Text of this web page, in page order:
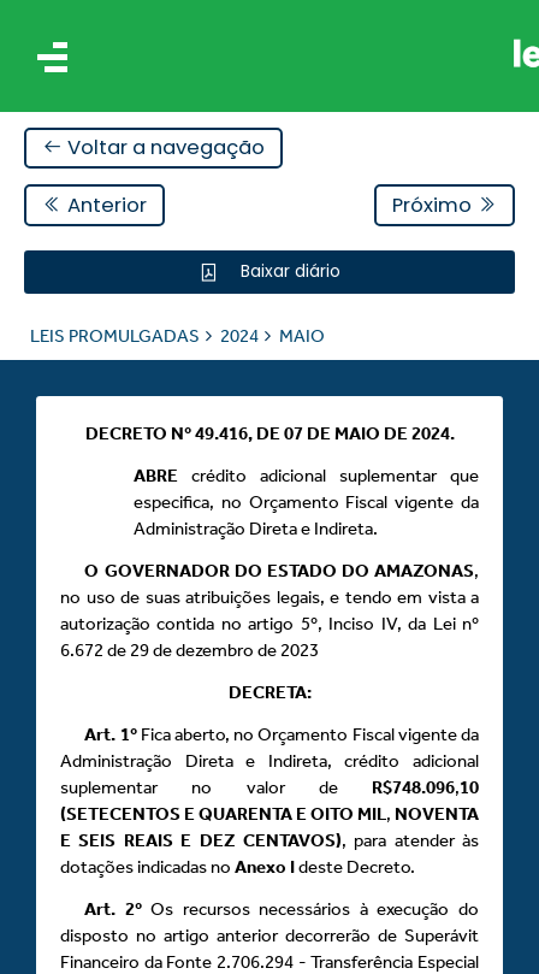
Voltar a navegação
Anterior Próximo
Baixar diário
LEIS PROMULGADAS 2024 MAIO
DECRETO Nº 49.416, DE 07 DE MAIO DE 2024.
ABRE crédito adicional suplementar que
especifica, no Orçamento Fiscal vigente da
Administração Direta e Indireta.
O GOVERNADOR DO ESTADO DO AMAZONAS,
no uso de suas atribuições legais, e tendo em vista a
autorização contida no artigo 5º, Inciso IV, da Lei nº
6.672 de 29 de dezembro de 2023
DECRETA:
Art. 1ºFica aberto, no Orçamento Fiscal vigente da
Administração Direta e Indireta, crédito adicional
suplementar no valor de R$748.096,10
(SETECENTOS E QUARENTA E OITO MIL, NOVENTA
E SEIS REAIS E DEZ CENTAVOS), para atender às
dotações indicadas no Anexo Ideste Decreto.
Art. 2ºOs recursos necessários à execução do
disposto no artigo anterior decorrerão de Superávit
Financeiro da Fonte 2.706.294 - Transferência Especial